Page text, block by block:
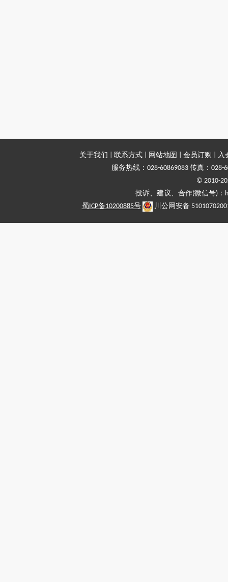
关于我们 联系方式 网站地图 会员订购
入
服务热线：028-60869083 传真：028-
© 2010-
投诉、建议、合作(微信号)
蜀ICP备10200885号
川公网安备